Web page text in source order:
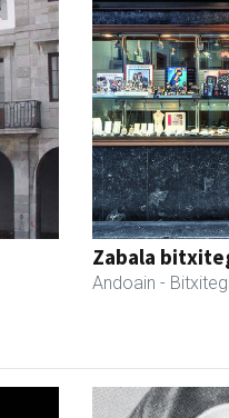
Zabala
Andoain -